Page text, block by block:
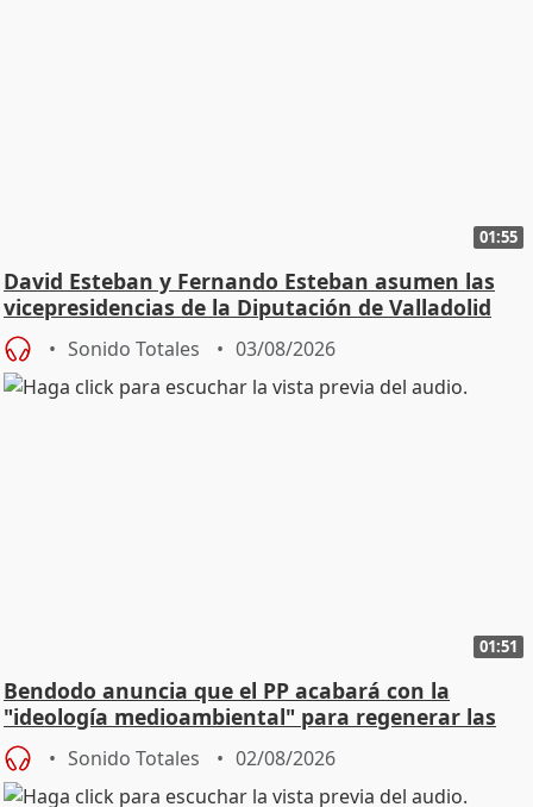
01:55
David Esteban y Fernando Esteban asumen las
vicepresidencias de la Diputación de Valladolid
Sonido Totales 03/08/2026
01:51
Bendodo anuncia que el PP acabará con la
"ideología medioambiental" para regenerar las
playas
Sonido Totales 02/08/2026